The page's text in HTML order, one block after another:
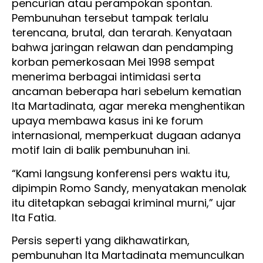
pencurian atau perampokan spontan.
Pembunuhan tersebut tampak terlalu
terencana, brutal, dan terarah. Kenyataan
bahwa jaringan relawan dan pendamping
korban pemerkosaan Mei 1998 sempat
menerima berbagai intimidasi serta
ancaman beberapa hari sebelum kematian
Ita Martadinata, agar mereka menghentikan
upaya membawa kasus ini ke forum
internasional, memperkuat dugaan adanya
motif lain di balik pembunuhan ini.
“Kami langsung konferensi pers waktu itu,
dipimpin Romo Sandy, menyatakan menolak
itu ditetapkan sebagai kriminal murni,” ujar
Ita Fatia.
Persis seperti yang dikhawatirkan,
pembunuhan Ita Martadinata memunculkan